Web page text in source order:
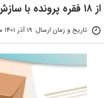
تاریخ و زمان ارسال: 19 آذر 1401 ساعت 03:50